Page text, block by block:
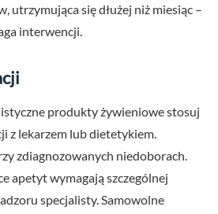
utrzymująca się dłużej niż miesiąc –
interwencji.
produkty żywieniowe stosuj
z lekarzem lub dietetykiem.
zdiagnozowanych niedoborach.
apetyt wymagają szczególnej
specjalisty. Samowolne